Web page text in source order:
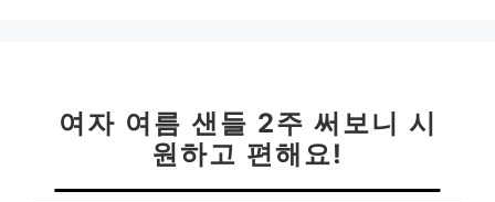
여자 여름 샌들 2주 써보니 시
원하고 편해요!